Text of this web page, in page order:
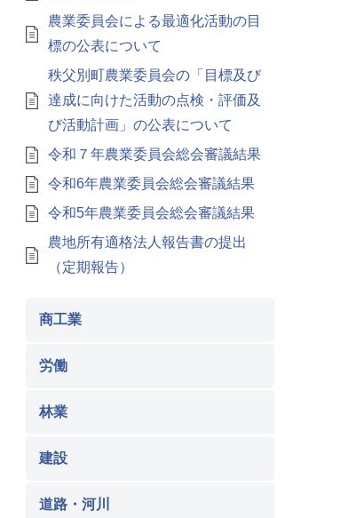
農業委員会による最適化活動の目
標の公表について
秩父別町農業委員会の「目標及び
達成に向けた活動の点検・評価及
び活動計画」の公表について
令和７年農業委員会総会審議結果
令和6年農業委員会総会審議結果
令和5年農業委員会総会審議結果
農地所有適格法人報告書の提出
（定期報告）
商工業
労働
林業
建設
道路・河川